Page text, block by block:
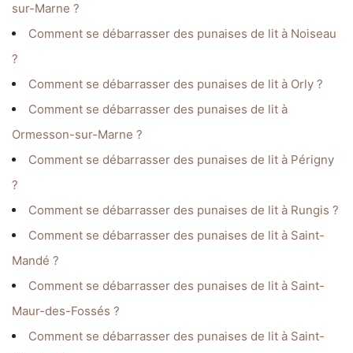
sur-Marne ?
Comment se débarrasser des punaises de lit à Noiseau
?
Comment se débarrasser des punaises de lit à Orly ?
Comment se débarrasser des punaises de lit à
Ormesson-sur-Marne ?
Comment se débarrasser des punaises de lit à Périgny
?
Comment se débarrasser des punaises de lit à Rungis ?
Comment se débarrasser des punaises de lit à Saint-
Mandé ?
Comment se débarrasser des punaises de lit à Saint-
Maur-des-Fossés ?
Comment se débarrasser des punaises de lit à Saint-